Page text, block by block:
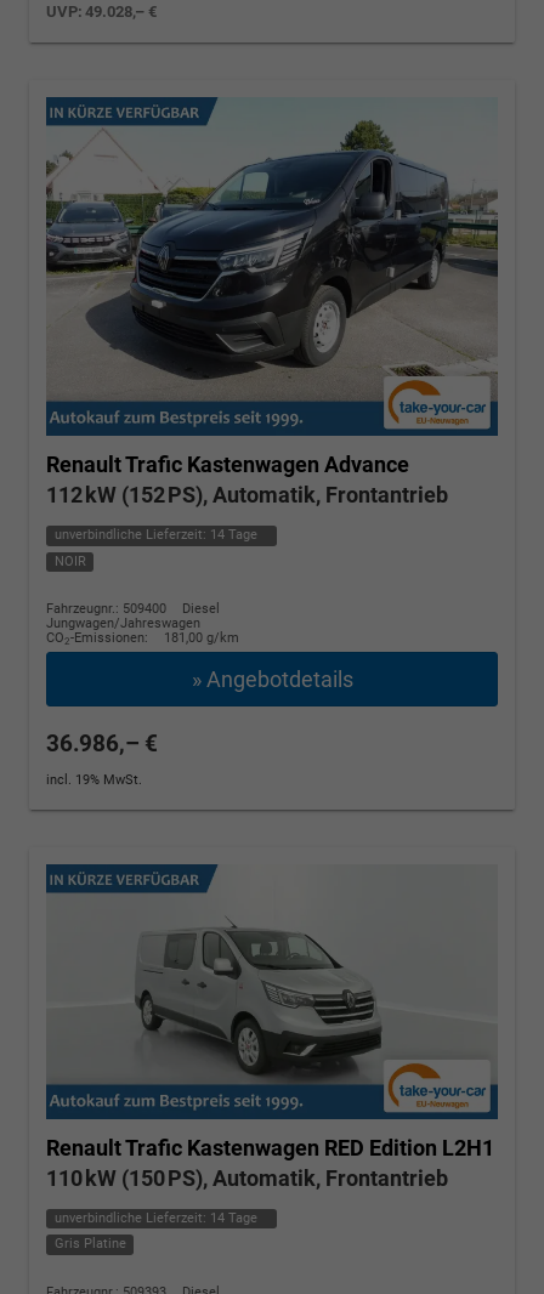
UVP:49.028,– €
Renault Trafic Kastenwagen Advance
112 kW (152 PS), Automatik, Frontantrieb
unverbindliche Lieferzeit: 14 Tage
NOIR
Fahrzeugnr.: 509400
Diesel
Jungwagen/Jahreswagen
CO2-Emissionen: 181,00 g/km
» Angebotdetails
36.986,– €
incl. 19% MwSt.
Renault Trafic Kastenwagen RED Edition L2H1
110 kW (150 PS), Automatik, Frontantrieb
unverbindliche Lieferzeit: 14 Tage
Gris Platine